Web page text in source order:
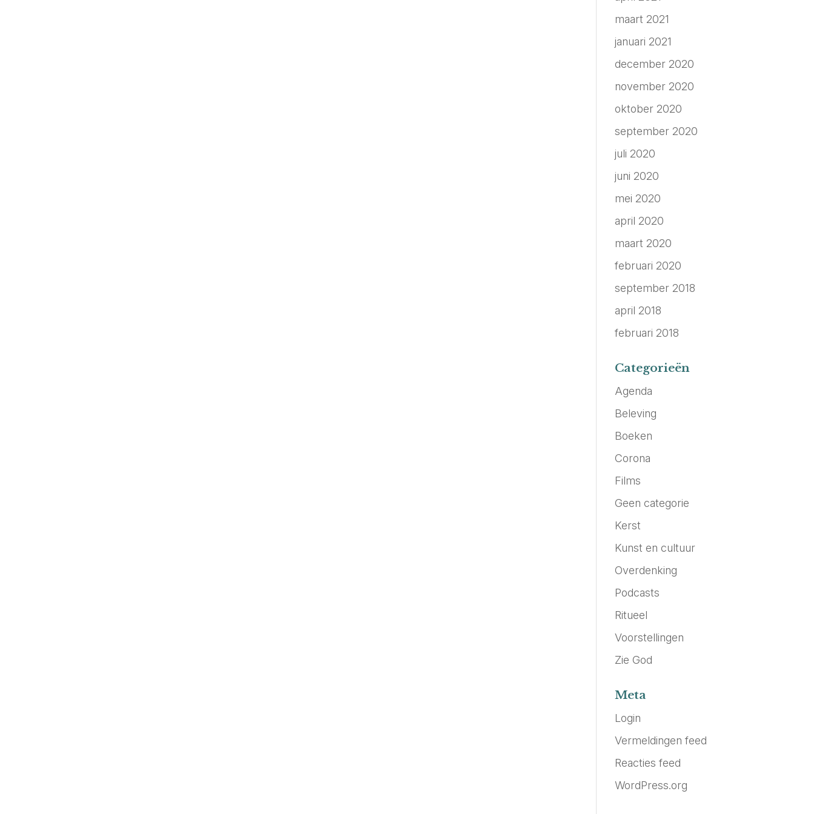
maart 2021
januari 2021
december 2020
november 2020
oktober 2020
september 2020
juli 2020
juni 2020
mei 2020
april 2020
maart 2020
februari 2020
september 2018
april 2018
februari 2018
Categorieën
Agenda
Beleving
Boeken
Corona
Films
Geen categorie
Kerst
Kunst en cultuur
Overdenking
Podcasts
Ritueel
Voorstellingen
Zie God
Meta
Login
Vermeldingen feed
Reacties feed
WordPress.org